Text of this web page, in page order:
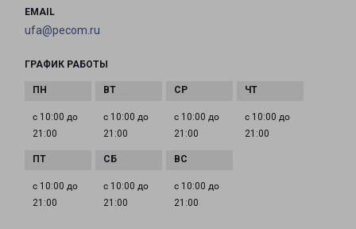
EMAIL
ufa@pecom.ru
ГРАФИК РАБОТЫ
с 10:00 до
21:00
с 10:00 до
21:00
с 10:00 до
21:00
с 10:00 до
21:00
с 10:00 до
21:00
с 10:00 до
21:00
с 10:00 до
21:00